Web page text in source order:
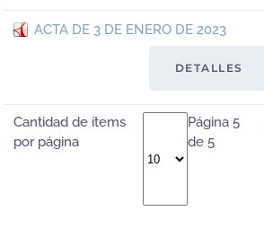
ACTA DE 3 DE ENERO DE 2023
DETALLES
Cantidad de ítems
por página
Página 5
de 5